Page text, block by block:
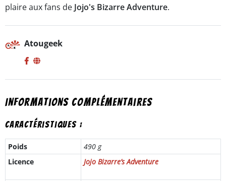
plaire aux fans de Jojo's Bizarre Adventure.
Atougeek
Informations complémentaires
Caractéristiques :
Poids
490 g
Licence
Jojo Bizarre’s Adventure